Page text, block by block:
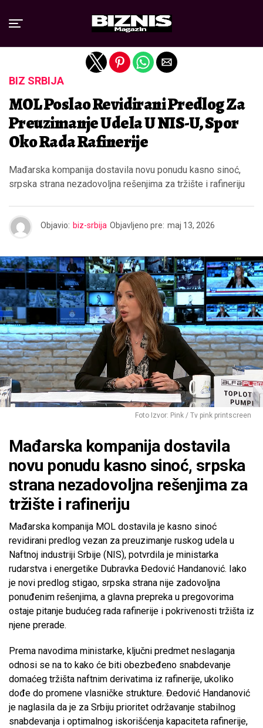
BIZ SRBIJA
MOL Poslao Revidirani Predlog Za
Preuzimanje Udela U NIS-U, Spor
Oko Rada Rafinerije
Mađarska kompanija dostavila novu ponudu kasno sinoć,
srpska strana nezadovoljna rešenjima za tržište i rafineriju
Objavio: biz-srbija Objavljeno pre: maj 13, 2026
Foto Izvor: Pink / Tv pink printscreen
Mađarska kompanija dostavila
novu ponudu kasno sinoć, srpska
strana nezadovoljna rešenjima za
tržište i rafineriju
Mađarska kompanija MOL dostavila je kasno sinoć
revidirani predlog vezan za preuzimanje ruskog udela u
Naftnoj industriji Srbije (NIS), potvrdila je ministarka
rudarstva i energetike Dubravka Đedović Handanović. Iako
je novi predlog stigao, srpska strana nije zadovoljna
ponuđenim rešenjima, a glavna prepreka u pregovorima
ostaje pitanje budućeg rada rafinerije i pokrivenosti tržišta iz
njene prerade.
Prema navodima ministarke, ključni predmet neslaganja
odnosi se na to kako će biti obezbeđeno snabdevanje
domaćeg tržišta naftnim derivatima iz rafinerije, ukoliko
dođe do promene vlasničke strukture. Đedović Handanović
je naglasila da je za Srbiju prioritet održavanje stabilnog
snabdevanja i optimalnog iskorišćenja kapaciteta rafinerije,
Exit mobile version